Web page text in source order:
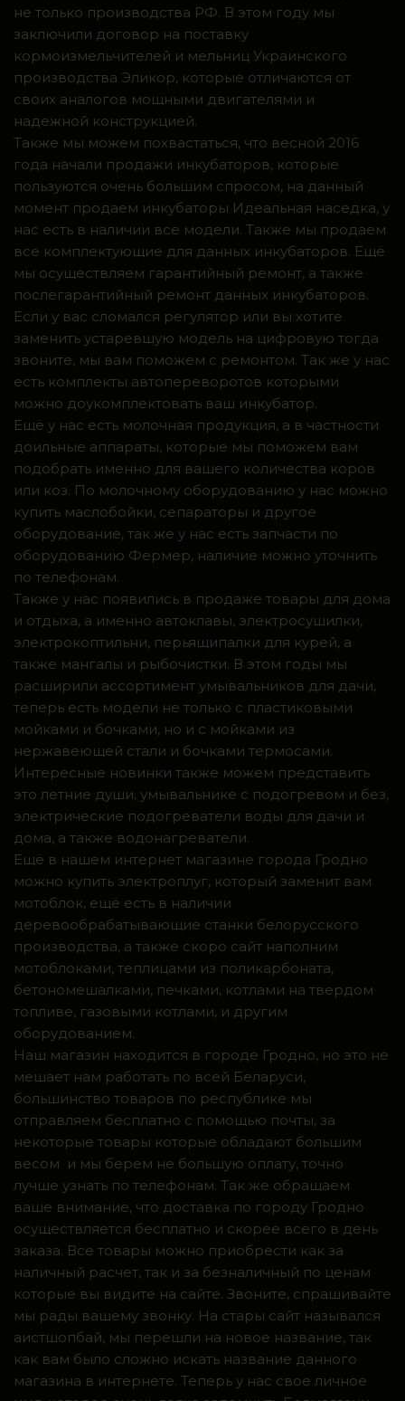
не только производства РФ. В этом году мы
заключили договор на поставку
кормоизмельчителей и мельниц Украинского
производства Эликор, которые отличаются от
своих аналогов мощными двигателями и
надежной конструкцией.
Также мы можем похвастаться, что весной 2016
года начали продажи инкубаторов, которые
пользуются очень большим спросом, на данный
момент продаем инкубаторы Идеальная наседка, у
нас есть в наличии все модели. Также мы продаем
все комплектующие для данных инкубаторов. Ещё
мы осуществляем гарантийный ремонт, а также
послегарантийный ремонт данных инкубаторов.
Если у вас сломался регулятор или вы хотите
заменить устаревшую модель на цифровую тогда
звоните, мы вам поможем с ремонтом. Так же у нас
есть комплекты автопереворотов которыми
можно доукомплектовать ваш инкубатор.
Ещё у нас есть молочная продукция, а в частности
доильные аппараты, которые мы поможем вам
подобрать именно для вашего количества коров
или коз. По молочному оборудованию у нас можно
купить маслобойки, сепараторы и другое
оборудование, так же у нас есть запчасти по
оборудованию Фермер, наличие можно уточнить
по телефонам.
Также у нас появились в продаже товары для дома
и отдыха, а именно автоклавы, электросушилки,
электрокоптильни, перьящипалки для курей, а
также мангалы и рыбочистки. В этом годы мы
расширили ассортимент умывальников для дачи,
теперь есть модели не только с пластиковыми
мойками и бочками, но и с мойками из
нержавеющей стали и бочками термосами.
Интересные новинки также можем представить
это летние души, умывальнике с подогревом и без,
электрические подогреватели воды для дачи и
дома, а также водонагреватели.
Ещё в нашем интернет магазине города Гродно
можно купить электроплуг, который заменит вам
мотоблок, ещё есть в наличии
деревообрабатывающие станки белорусского
производства, а также скоро сайт наполним
мотоблоками, теплицами из поликарбоната,
бетономешалками, печками, котлами на твердом
топливе, газовыми котлами, и другим
оборудованием.
Наш магазин находится в городе Гродно, но это не
мешает нам работать по всей Беларуси,
большинство товаров по республике мы
отправляем бесплатно с помощью почты, за
некоторые товары которые обладают большим
весом и мы берем не большую оплату, точно
лучше узнать по телефонам. Так же обращаем
ваше внимание, что доставка по городу Гродно
осуществляется бесплатно и скорее всего в день
заказа. Все товары можно приобрести как за
наличный расчет, так и за безналичный по ценам
которые вы видите на сайте. Звоните, спрашивайте
мы рады вашему звонку. На стары сайт назывался
аистшопбай, мы перешли на новое название, так
как вам было сложно искать название данного
магазина в интернете. Теперь у нас свое личное